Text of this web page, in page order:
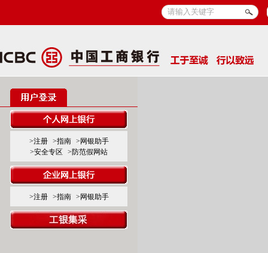
>注册 >指南
>网银助手
>安全专区
>防范假网站
>注册 >指南 >网银助手